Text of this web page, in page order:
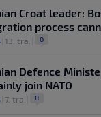
Croat leader:
process
13. tra. 0
Defence
join NATO
7. tra. 0